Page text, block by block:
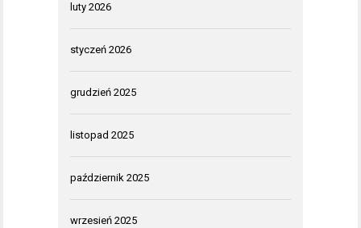
luty 2026
styczeń 2026
grudzień 2025
listopad 2025
październik 2025
wrzesień 2025